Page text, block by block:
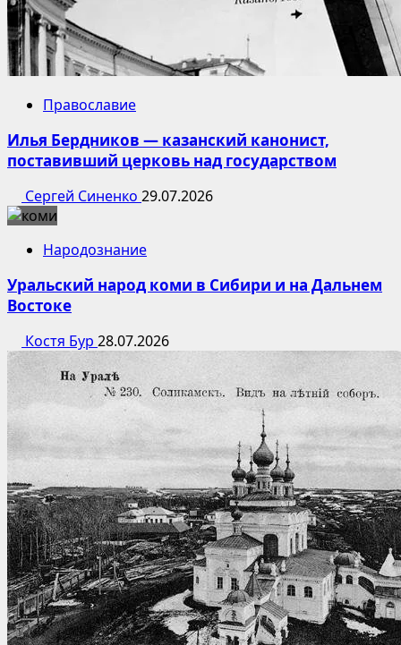
Православие
Илья Бердников — казанский канонист,
поставивший церковь над государством
Сергей Синенко 29.07.2026
Народознание
Уральский народ коми в Сибири и на Дальнем
Востоке
Костя Бур 28.07.2026